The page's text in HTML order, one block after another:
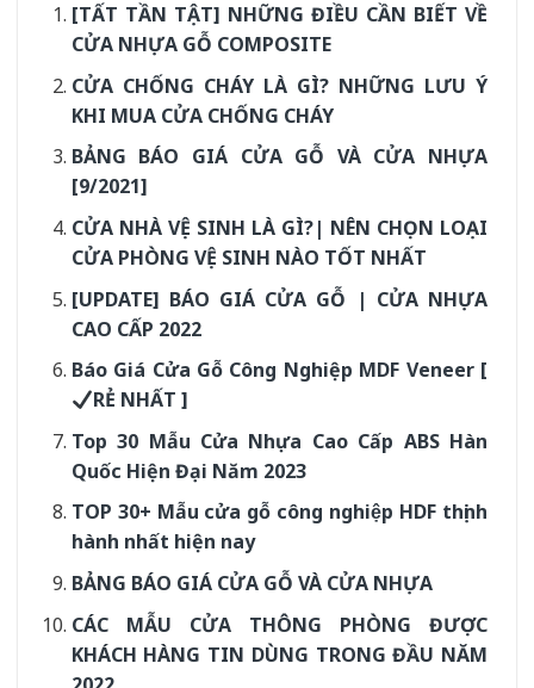
[TẤT TẦN TẬT] NHỮNG ĐIỀU CẦN BIẾT VỀ
CỬA NHỰA GỖ COMPOSITE
CỬA CHỐNG CHÁY LÀ GÌ? NHỮNG LƯU Ý
KHI MUA CỬA CHỐNG CHÁY
BẢNG BÁO GIÁ CỬA GỖ VÀ CỬA NHỰA
[9/2021]
CỬA NHÀ VỆ SINH LÀ GÌ?| NÊN CHỌN LOẠI
CỬA PHÒNG VỆ SINH NÀO TỐT NHẤT
[UPDATE] BÁO GIÁ CỬA GỖ | CỬA NHỰA
CAO CẤP 2022
Báo Giá Cửa Gỗ Công Nghiệp MDF Veneer [
RẺ NHẤT ]
Top 30 Mẫu Cửa Nhựa Cao Cấp ABS Hàn
Quốc Hiện Đại Năm 2023
TOP 30+ Mẫu cửa gỗ công nghiệp HDF thịnh
hành nhất hiện nay
BẢNG BÁO GIÁ CỬA GỖ VÀ CỬA NHỰA
CÁC MẪU CỬA THÔNG PHÒNG ĐƯỢC
KHÁCH HÀNG TIN DÙNG TRONG ĐẦU NĂM